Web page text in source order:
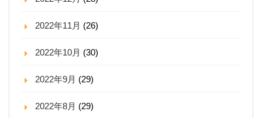
2022年11月 (26)
2022年10月 (30)
2022年9月 (29)
2022年8月 (29)